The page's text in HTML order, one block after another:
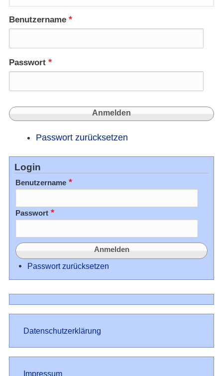
Benutzername
Passwort
Passwort zurücksetzen
Login
Benutzername
Passwort
Passwort zurücksetzen
Datenschutz
Datenschutzerklärung
Impressum
Impressum